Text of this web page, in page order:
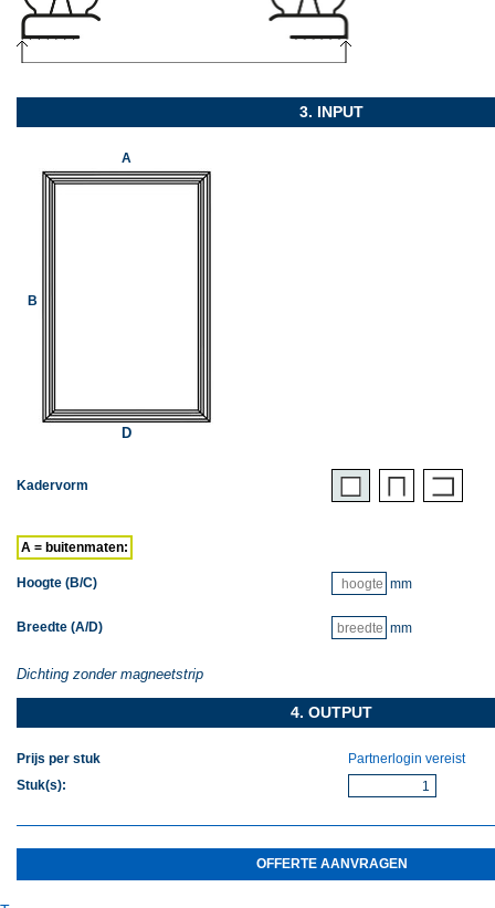
3. INPUT
A
B
D
Kadervorm
A = buitenmaten:
Hoogte (B/C) mm
Breedte (A/D) mm
Dichting zonder magneetstrip
4. OUTPUT
Prijs per stuk
Partnerlogin vereist
Stuk(s):
OFFERTE AANVRAGEN